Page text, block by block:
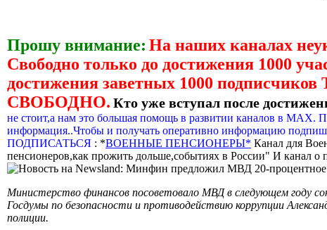
Прошу внимание: На наших каналах
Свободно только до достижения 1000
достижения заветных 1000
СВОБОДНО. Кто уже вступал после
не стоит,а нам это большая помощь в развитии каналов в МАХ.
информация..Чтобы и получать оперативно информацию
ПОДПИСАТЬСЯ : *ВОЕННЫЕ ПЕНСИОНЕРЫ* Канал для
пенсионеров,как прожить дольше,событиях в России" И канал о
Министерство финансов посоветовало МВД в следующем году
Госдумы по безопасности и противодействию коррупции
полиции.